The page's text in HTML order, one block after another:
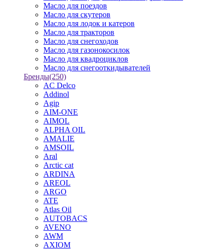
Масло для поездов
Масло для скутеров
Масло для лодок и катеров
Масло для тракторов
Масло для снегоходов
Масло для газонокосилок
Масло для квадроциклов
Масло для снегооткидывателей
Бренды(250)
AC Delco
Addinol
Agip
AIM-ONE
AIMOL
ALPHA OIL
AMALIE
AMSOIL
Aral
Arctic cat
ARDINA
AREOL
ARGO
ATE
Atlas Oil
AUTOBACS
AVENO
AWM
AXIOM